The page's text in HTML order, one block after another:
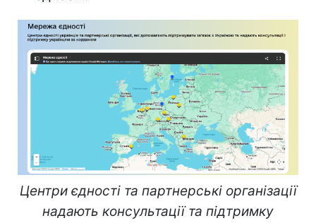
Центри єдності та партнерські організації
надають консультації та підтримку